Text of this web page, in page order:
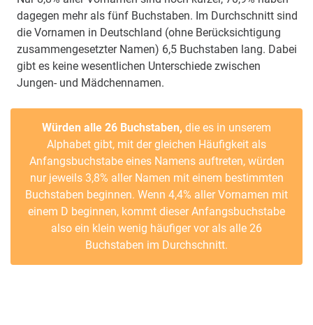
dagegen mehr als fünf Buchstaben. Im Durchschnitt sind
die Vornamen in Deutschland (ohne Berücksichtigung
zusammengesetzter Namen) 6,5 Buchstaben lang. Dabei
gibt es keine wesentlichen Unterschiede zwischen
Jungen- und Mädchennamen.
Würden alle 26 Buchstaben, die es in unserem
Alphabet gibt, mit der gleichen Häufigkeit als
Anfangsbuchstabe eines Namens auftreten, würden
nur jeweils 3,8% aller Namen mit einem bestimmten
Buchstaben beginnen. Wenn 4,4% aller Vornamen mit
einem D beginnen, kommt dieser Anfangsbuchstabe
also ein klein wenig häufiger vor als alle 26
Buchstaben im Durchschnitt.